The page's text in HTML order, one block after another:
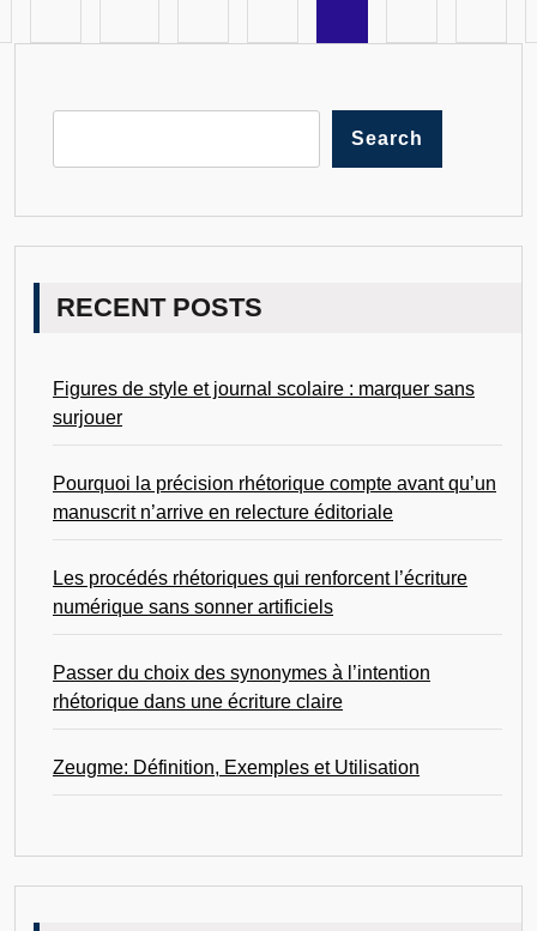
Search
RECENT POSTS
Figures de style et journal scolaire : marquer sans
surjouer
Pourquoi la précision rhétorique compte avant qu’un
manuscrit n’arrive en relecture éditoriale
Les procédés rhétoriques qui renforcent l’écriture
numérique sans sonner artificiels
Passer du choix des synonymes à l’intention
rhétorique dans une écriture claire
Zeugme: Définition, Exemples et Utilisation